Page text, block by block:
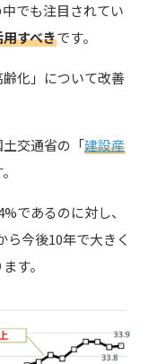
でも注目されてい
すべきです。
化」について改善
交通省の「建設産
であるのに対し、
ら今後10年で大きく
す。